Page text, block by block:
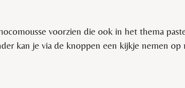
voorzien die ook in het thema
kan je via de knoppen een kijkje nemen